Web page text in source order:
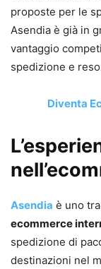
proposte per le
Asendia è già in
vantaggio
spedizione e
Diventa
Asendia è uno
ecommerce
spedizione di
destinazioni nel